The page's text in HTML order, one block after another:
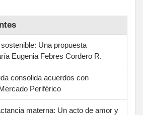
Una propuesta
Eugenia Febres Cordero R.
consolida acuerdos con
Periférico
materna: Un acto de amor y